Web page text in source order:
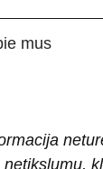
mus